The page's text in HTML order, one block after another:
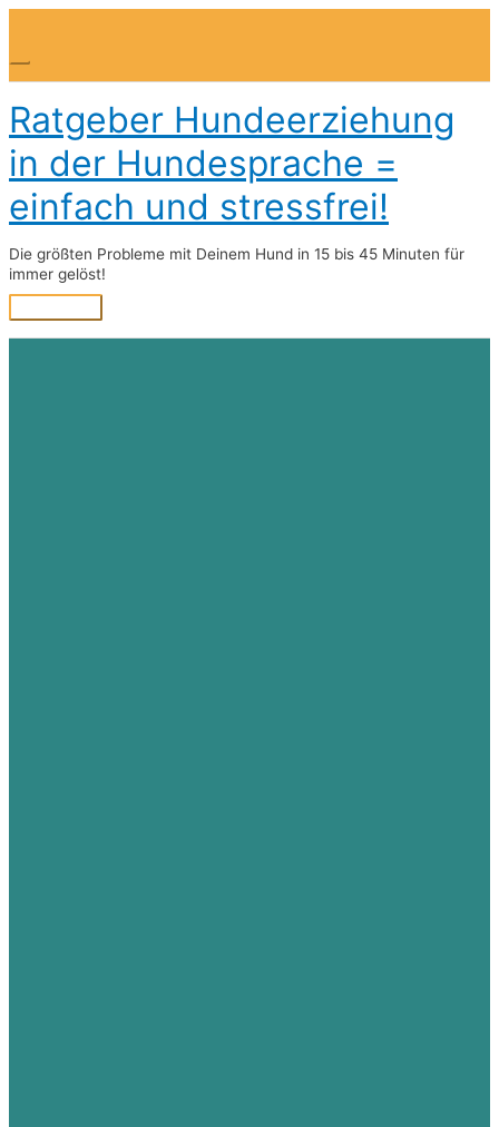
springen
Above
Ratgeber Hundeerziehung
in der Hundesprache =
einfach und stressfrei!
Die größten Probleme mit Deinem Hund in 15 bis 45 Minuten für
immer gelöst!
Hauptmenü